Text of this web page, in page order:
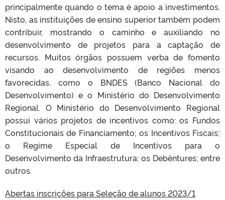
principalmente quando o tema é apoio a investimentos.
Nisto, as instituições de ensino superior também podem
contribuir, mostrando o caminho e auxiliando no
desenvolvimento de projetos para a captação de
recursos. Muitos órgãos possuem verba de fomento
visando ao desenvolvimento de regiões menos
favorecidas, como o BNDES (Banco Nacional do
Desenvolvimento) e o Ministério do Desenvolvimento
Regional. O Ministério do Desenvolvimento Regional
possui vários projetos de incentivos como: os Fundos
Constitucionais de Financiamento; os Incentivos Fiscais;
o Regime Especial de Incentivos para o
Desenvolvimento da Infraestrutura; os Debêntures; entre
outros.
Abertas inscrições para Seleção de alunos 2023/1